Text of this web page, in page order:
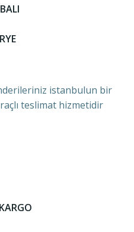
istanbulun bir
teslimat hizmetidir